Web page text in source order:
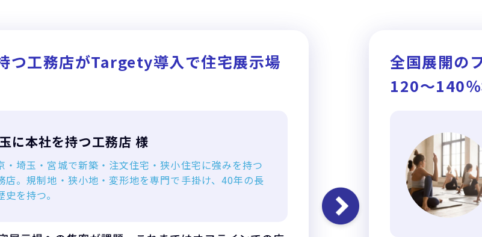
つ工務店がTargety導入で住宅展示場
に本社を持つ工務店 様
・埼玉・宮城で新築・注文住宅・狭小住宅に強みを持つ
店。規制地・狭小地・変形地を専門で手掛け、40年の長
史を持つ。
全国展開の
120〜140